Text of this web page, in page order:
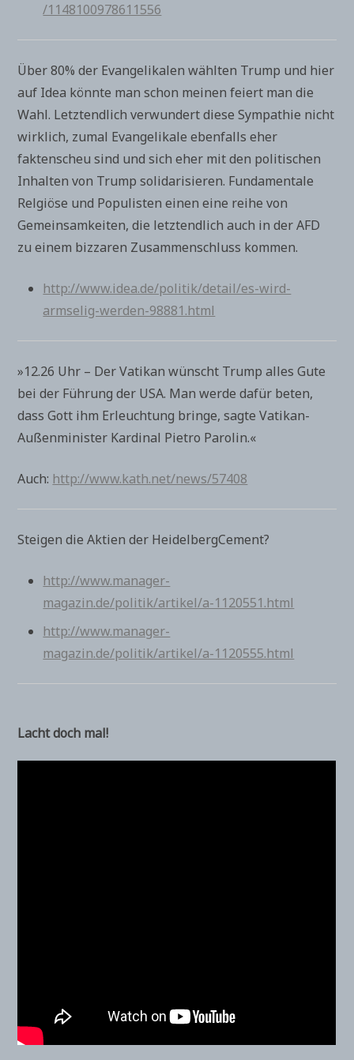
/1148100978611556
Über 80% der Evangelikalen wählten Trump und hier
auf Idea könnte man schon meinen feiert man die
Wahl. Letztendlich verwundert diese Sympathie nicht
wirklich, zumal Evangelikale ebenfalls eher
faktenscheu sind und sich eher mit den politischen
Inhalten von Trump solidarisieren. Fundamentale
Relgiöse und Populisten einen eine reihe von
Gemeinsamkeiten, die letztendlich auch in der AFD
zu einem bizzaren Zusammenschluss kommen.
http://www.idea.de/politik/detail/es-wird-
armselig-werden-98881.html
»12.26 Uhr – Der Vatikan wünscht Trump alles Gute
bei der Führung der USA. Man werde dafür beten,
dass Gott ihm Erleuchtung bringe, sagte Vatikan-
Außenminister Kardinal Pietro Parolin.«
Auch: http://www.kath.net/news/57408
Steigen die Aktien der HeidelbergCement?
http://www.manager-
magazin.de/politik/artikel/a-1120551.html
http://www.manager-
magazin.de/politik/artikel/a-1120555.html
Lacht doch mal!